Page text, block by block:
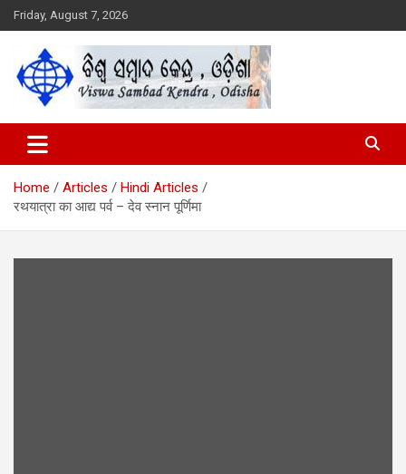
Skip
to
content
Friday, August 7, 2026
ବିଶ୍ୱ ସମ୍ବାଦ କେନ୍ଦ୍ର ଓଡିଶା
Home Articles
Hindi Articles
रथयात्रा का आद्य पर्व – देव स्नान पूर्णिमा